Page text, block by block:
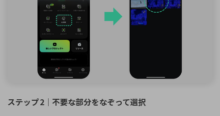
ステップ 2｜不要な部分をなぞって選択